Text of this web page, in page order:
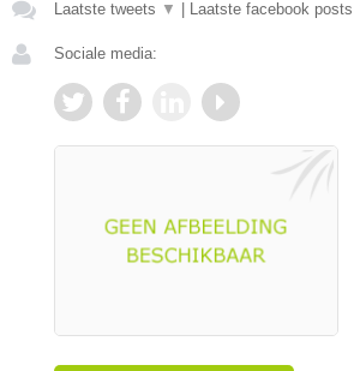
Laatste tweets ▼ Laatste facebook posts
Sociale media: